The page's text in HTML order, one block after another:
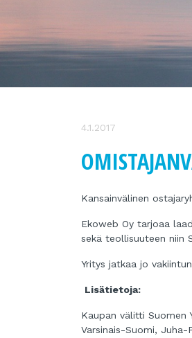
4.1.2017
Kansainvälinen
Ekoweb Oy tarjoaa
sekä teollisuuteen niin
Yritys jatkaa jo
Lisätietoja:
Kaupan välitti Suomen
Varsinais-Suomi, Juha-